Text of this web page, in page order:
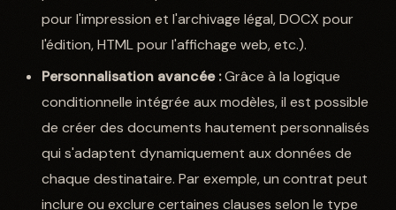
pour l'impression et l'archivage légal, DOCX pour
l'édition, HTML pour l'affichage web, etc.).
Personnalisation avancée :Grâce à la logique
conditionnelle intégrée aux modèles, il est possible
de créer des documents hautement personnalisés
qui s'adaptent dynamiquement aux données de
chaque destinataire. Par exemple, un contrat peut
inclure ou exclure certaines clauses selon le type